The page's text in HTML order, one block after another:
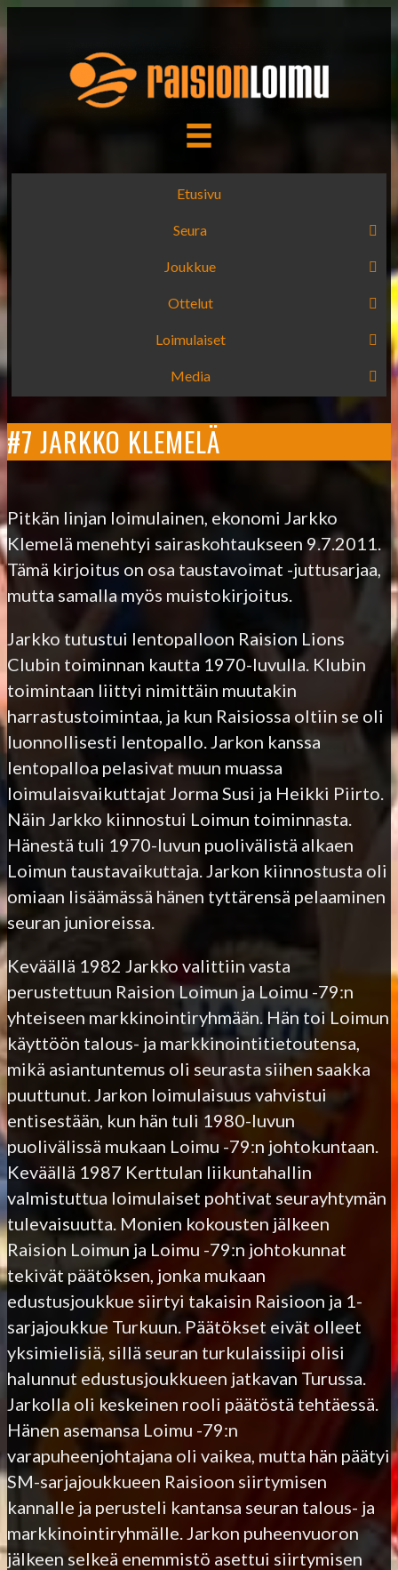
Etusivu
Seura
Joukkue
Ottelut
Loimulaiset
Media
#7 JARKKO KLEMELÄ
Pitkän linjan loimulainen, ekonomi Jarkko
Klemelä menehtyi sairaskohtaukseen 9.7.2011.
Tämä kirjoitus on osa taustavoimat -juttusarjaa,
mutta samalla myös muistokirjoitus.
Jarkko tutustui lentopalloon Raision Lions
Clubin toiminnan kautta 1970-luvulla. Klubin
toimintaan liittyi nimittäin muutakin
harrastustoimintaa, ja kun Raisiossa oltiin se oli
luonnollisesti lentopallo. Jarkon kanssa
lentopalloa pelasivat muun muassa
loimulaisvaikuttajat Jorma Susi ja Heikki Piirto.
Näin Jarkko kiinnostui Loimun toiminnasta.
Hänestä tuli 1970-luvun puolivälistä alkaen
Loimun taustavaikuttaja. Jarkon kiinnostusta oli
omiaan lisäämässä hänen tyttärensä pelaaminen
seuran junioreissa.
Keväällä 1982 Jarkko valittiin vasta
perustettuun Raision Loimun ja Loimu -79:n
yhteiseen markkinointiryhmään. Hän toi Loimun
käyttöön talous- ja markkinointitietoutensa,
mikä asiantuntemus oli seurasta siihen saakka
puuttunut. Jarkon loimulaisuus vahvistui
entisestään, kun hän tuli 1980-luvun
puolivälissä mukaan Loimu -79:n johtokuntaan.
Keväällä 1987 Kerttulan liikuntahallin
valmistuttua loimulaiset pohtivat seurayhtymän
tulevaisuutta. Monien kokousten jälkeen
Raision Loimun ja Loimu -79:n johtokunnat
tekivät päätöksen, jonka mukaan
edustusjoukkue siirtyi takaisin Raisioon ja 1-
sarjajoukkue Turkuun. Päätökset eivät olleet
yksimielisiä, sillä seuran turkulaissiipi olisi
halunnut edustusjoukkueen jatkavan Turussa.
Jarkolla oli keskeinen rooli päätöstä tehtäessä.
Hänen asemansa Loimu -79:n
varapuheenjohtajana oli vaikea, mutta hän päätyi
SM-sarjajoukkueen Raisioon siirtymisen
kannalle ja perusteli kantansa seuran talous- ja
markkinointiryhmälle. Jarkon puheenvuoron
jälkeen selkeä enemmistö asettui siirtymisen